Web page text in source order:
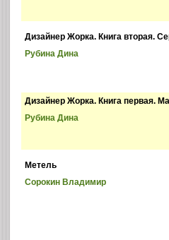
Дизайнер Жорка. Книга вторая.
Рубина Дина
Дизайнер Жорка. Книга первая.
Рубина Дина
Метель
Сорокин Владимир